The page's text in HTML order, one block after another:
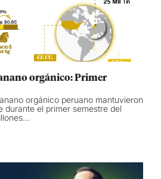
orgánico: Primer
orgánico peruano mantuvieron
durante el primer semestre del